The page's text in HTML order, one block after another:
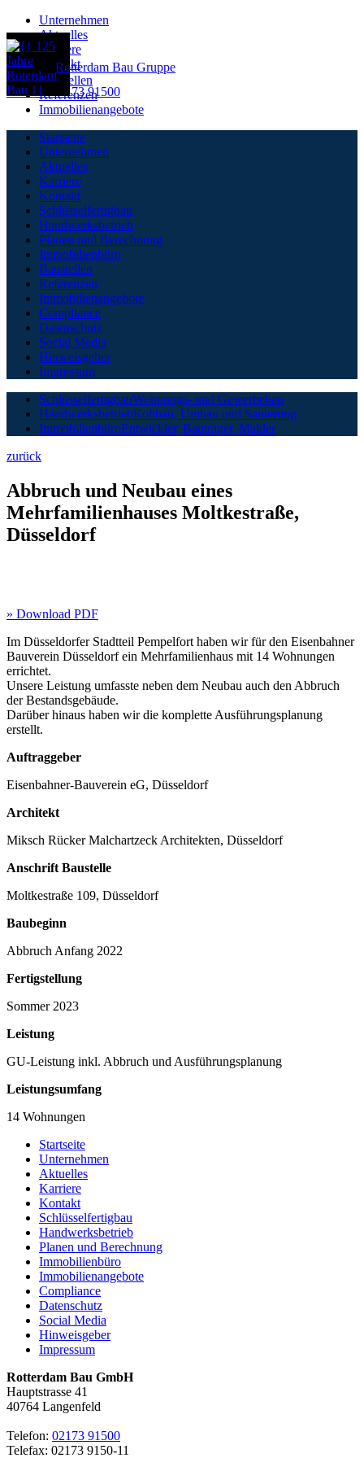
Unternehmen
Aktuelles
Karriere
Kontakt
Telefon: 02173 91500
Menü
Rotterdam Bau Gruppe
Baustellen
Referenzen
Immobilienangebote
Startseite
Unternehmen
Aktuelles
Karriere
Kontakt
Schlüsselfertigbau
Handwerksbetrieb
Planen und Berechnung
Immobilienbüro
Baustellen
Referenzen
Immobilienangebote
Compliance
Datenschutz
Social Media
Hinweisgeber
Impressum
SchlüsselfertigbauWohnungs- und Gewerbebau
HandwerksbetriebRohbau, Umbau und Sanierung
ImmobilienbüroEntwickler, Bauträger, Makler
zurück
Abbruch und Neubau eines
Mehrfamilienhauses Moltkestraße,
Düsseldorf
» Download PDF
Im Düsseldorfer Stadtteil Pempelfort haben wir für den Eisenbahner
Bauverein Düsseldorf ein Mehrfamilienhaus mit 14 Wohnungen
errichtet.
Unsere Leistung umfasste neben dem Neubau auch den Abbruch
der Bestandsgebäude.
Darüber hinaus haben wir die komplette Ausführungsplanung
erstellt.
Auftraggeber
Eisenbahner-Bauverein eG, Düsseldorf
Architekt
Miksch Rücker Malchartzeck Architekten, Düsseldorf
Anschrift Baustelle
Moltkestraße 109, Düsseldorf
Baubeginn
Abbruch Anfang 2022
Fertigstellung
Sommer 2023
Leistung
GU-Leistung inkl. Abbruch und Ausführungsplanung
Leistungsumfang
14 Wohnungen
Startseite
Unternehmen
Aktuelles
Karriere
Kontakt
Schlüsselfertigbau
Handwerksbetrieb
Planen und Berechnung
Immobilienbüro
Immobilienangebote
Compliance
Datenschutz
Social Media
Hinweisgeber
Impressum
Rotterdam Bau GmbH
Hauptstrasse 41
40764 Langenfeld
Telefon: 02173 91500
Telefax: 02173 9150-11